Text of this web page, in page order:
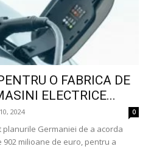
O FABRICA DE
ELECTRICE...
2024 0
Germaniei de a acorda
milioane de euro, pentru a